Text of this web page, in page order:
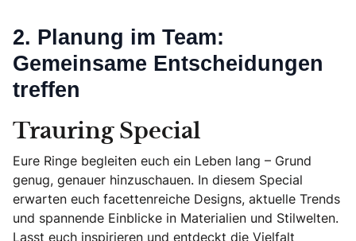
2. Planung im Team:
Gemeinsame Entscheidungen
treffen
Trauring Special
Eure Ringe begleiten euch ein Leben lang – Grund
genug, genauer hinzuschauen. In diesem Special
erwarten euch facettenreiche Designs, aktuelle Trends
und spannende Einblicke in Materialien und Stilwelten.
Lasst euch inspirieren und entdeckt die Vielfalt